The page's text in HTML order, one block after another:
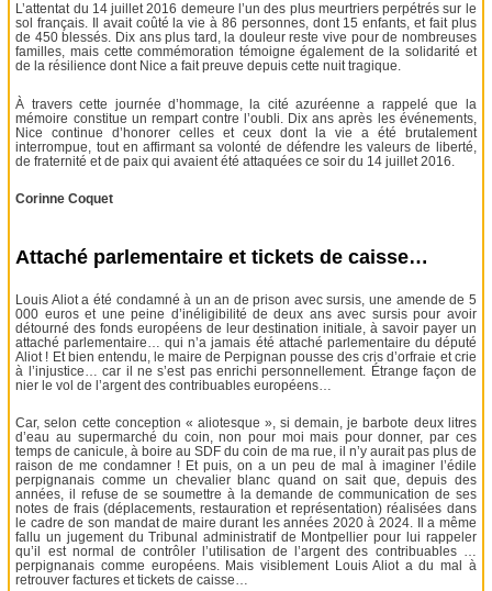
L’attentat du 14 juillet 2016 demeure l’un des plus meurtriers perpétrés sur le
sol français. Il avait coûté la vie à 86 personnes, dont 15 enfants, et fait plus
de 450 blessés. Dix ans plus tard, la douleur reste vive pour de nombreuses
familles, mais cette commémoration témoigne également de la solidarité et
de la résilience dont Nice a fait preuve depuis cette nuit tragique.
À travers cette journée d’hommage, la cité azuréenne a rappelé que la
mémoire constitue un rempart contre l’oubli. Dix ans après les événements,
Nice continue d’honorer celles et ceux dont la vie a été brutalement
interrompue, tout en affirmant sa volonté de défendre les valeurs de liberté,
de fraternité et de paix qui avaient été attaquées ce soir du 14 juillet 2016.
Corinne Coquet
Attaché parlementaire et tickets de caisse…
Louis Aliot a été condamné à un an de prison avec sursis, une amende de 5
000 euros et une peine d’inéligibilité de deux ans avec sursis pour avoir
détourné des fonds européens de leur destination initiale, à savoir payer un
attaché parlementaire… qui n’a jamais été attaché parlementaire du député
Aliot ! Et bien entendu, le maire de Perpignan pousse des cris d’orfraie et crie
à l’injustice… car il ne s’est pas enrichi personnellement. Étrange façon de
nier le vol de l’argent des contribuables européens…
Car, selon cette conception « aliotesque », si demain, je barbote deux litres
d’eau au supermarché du coin, non pour moi mais pour donner, par ces
temps de canicule, à boire au SDF du coin de ma rue, il n’y aurait pas plus de
raison de me condamner ! Et puis, on a un peu de mal à imaginer l’édile
perpignanais comme un chevalier blanc quand on sait que, depuis des
années, il refuse de se soumettre à la demande de communication de ses
notes de frais (déplacements, restauration et représentation) réalisées dans
le cadre de son mandat de maire durant les années 2020 à 2024. Il a même
fallu un jugement du Tribunal administratif de Montpellier pour lui rappeler
qu’il est normal de contrôler l’utilisation de l’argent des contribuables …
perpignanais comme européens. Mais visiblement Louis Aliot a du mal à
retrouver factures et tickets de caisse…